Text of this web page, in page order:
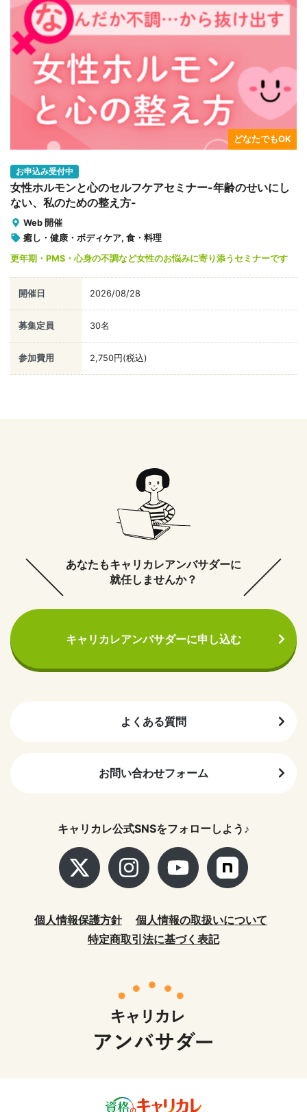
どなたでもOK
お申込み受付中
女性ホルモンと心のセルフケアセミナー-年齢のせいにし
ない、私のための整え方-
Web 開催
癒し・健康・ボディケア, 食・料理
更年期・PMS・心身の不調など女性のお悩みに寄り添うセミナーです
開催日 2026/08/28
募集定員 30名
参加費用 2,750円(税込)
あなたもキャリカレアンバサダーに
就任しませんか？
キャリカレアンバサダーに申し込む
よくある質問
お問い合わせフォーム
キャリカレ公式SNSをフォローしよう♪
個人情報保護方針
個人情報の取扱いについて
特定商取引法に基づく表記